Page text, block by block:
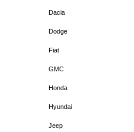
Dacia
Dodge
Fiat
GMC
Honda
Hyundai
Jeep